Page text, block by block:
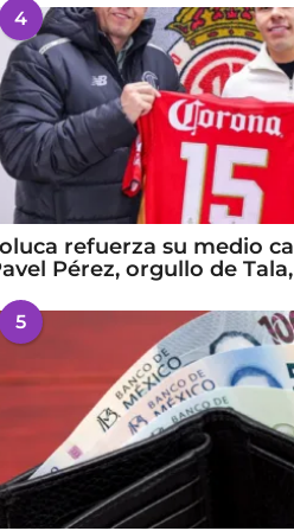
4
refuerza su medio
Pérez, orgullo de
5